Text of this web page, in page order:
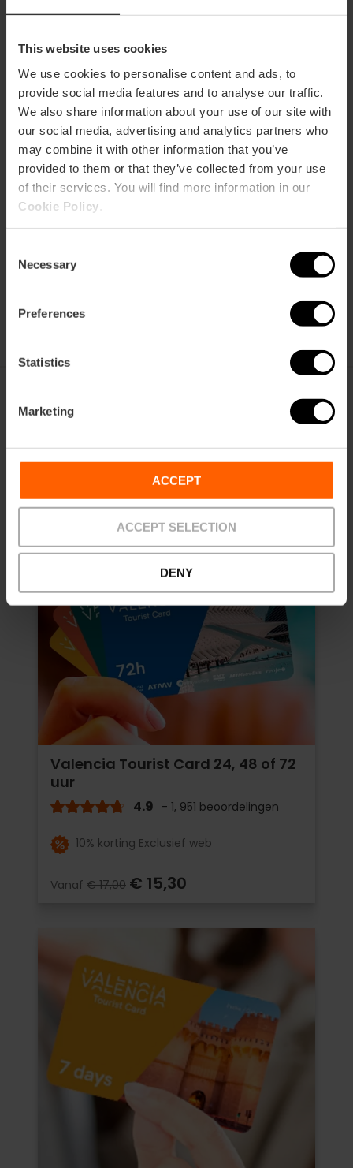
This website uses cookies
We use cookies to personalise content and ads, to
provide social media features and to analyse our traffic.
We also share information about your use of our site with
our social media, advertising and analytics partners who
may combine it with other information that you’ve
provided to them or that they’ve collected from your use
of their services. You will find more information in our
Cookie Policy
Selection
Necessary
Preferences
Statistics
Marketing
ACCEPT
ACCEPT SELECTION
DENY
Gratis
vervoer
Gratis tapas +
drankje
Veelgestelde
vragen
Hoe kan je
geld
besparen?
Gebruikswijze
Valencia Tourist Card 24, 48 of 72
uur
4.9 - 1, 951 beoordelingen
10% korting Exclusief web
Vanaf € 17,00 € 15,30